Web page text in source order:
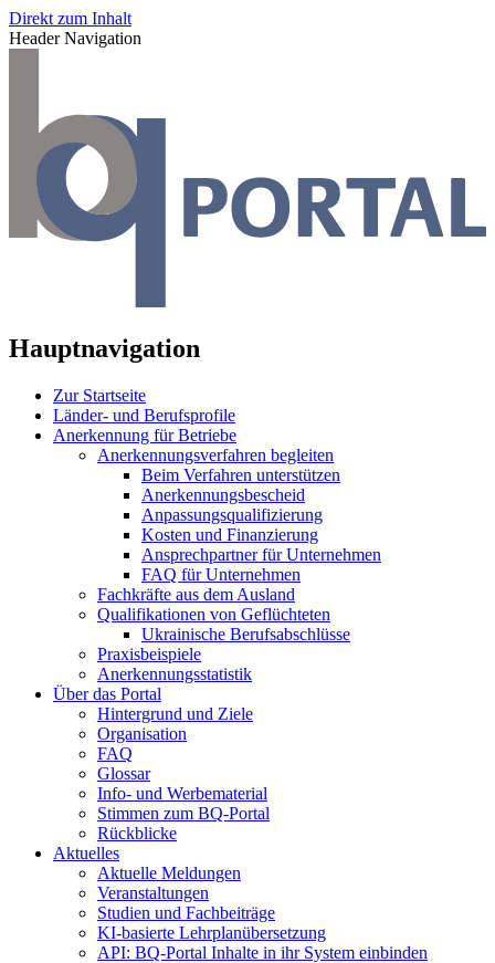
Direkt zum Inhalt
Header Navigation
Hauptnavigation
Zur Startseite
Länder- und Berufsprofile
Anerkennung für Betriebe
Anerkennungsverfahren begleiten
Beim Verfahren unterstützen
Anerkennungsbescheid
Anpassungsqualifizierung
Kosten und Finanzierung
Ansprechpartner für Unternehmen
FAQ für Unternehmen
Fachkräfte aus dem Ausland
Qualifikationen von Geflüchteten
Ukrainische Berufsabschlüsse
Praxisbeispiele
Anerkennungsstatistik
Über das Portal
Hintergrund und Ziele
Organisation
FAQ
Glossar
Info- und Werbematerial
Stimmen zum BQ-Portal
Rückblicke
Aktuelles
Aktuelle Meldungen
Veranstaltungen
Studien und Fachbeiträge
KI-basierte Lehrplanübersetzung
API: BQ-Portal Inhalte in ihr System einbinden